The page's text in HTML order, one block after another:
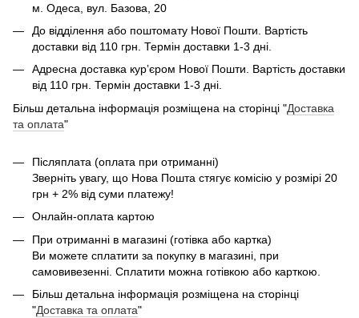
м. Одеса, вул. Базова, 20
До відділення або поштомату Нової Пошти. Вартість
доставки від 110 грн. Термін доставки 1-3 дні.
Адресна доставка курʼєром Нової Пошти. Вартість доставки
від 110 грн. Термін доставки 1-3 дні.
Більш детальна інформація розміщена на сторінці "Доставка
та оплата"
Післяплата (оплата при отриманні)
Зверніть увагу, що Нова Пошта стягує комісію у розмірі 20
грн + 2% від суми платежу!
Онлайн-оплата картою
При отриманні в магазині (готівка або картка)
Ви можете сплатити за покупку в магазині, при
самовивезенні. Сплатити можна готівкою або карткою.
Більш детальна інформація розміщена на сторінці
"Доставка та оплата"